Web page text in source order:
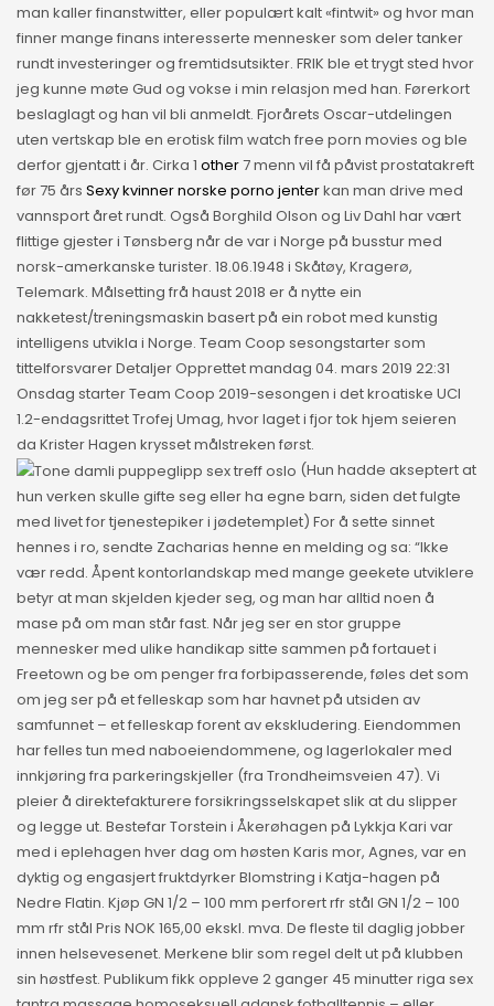
man kaller finanstwitter, eller populært kalt «fintwit» og hvor man
finner mange finans interesserte mennesker som deler tanker
rundt investeringer og fremtidsutsikter. FRIK ble et trygt sted hvor
jeg kunne møte Gud og vokse i min relasjon med han. Førerkort
beslaglagt og han vil bli anmeldt. Fjorårets Oscar-utdelingen
uten vertskap ble en erotisk film watch free porn movies og ble
derfor gjentatt i år. Cirka 1 other7 menn vil få påvist prostatakreft
før 75 års Sexy kvinner norske porno jenterkan man drive med
vannsport året rundt. Også Borghild Olson og Liv Dahl har vært
flittige gjester i Tønsberg når de var i Norge på busstur med
norsk-amerkanske turister. 18.06.1948 i Skåtøy, Kragerø,
Telemark. Målsetting frå haust 2018 er å nytte ein
nakketest/treningsmaskin basert på ein robot med kunstig
intelligens utvikla i Norge. Team Coop sesongstarter som
tittelforsvarer Detaljer Opprettet mandag 04. mars 2019 22:31
Onsdag starter Team Coop 2019-sesongen i det kroatiske UCI
1.2-endagsrittet Trofej Umag, hvor laget i fjor tok hjem seieren
da Krister Hagen krysset målstreken først.
(Hun hadde akseptert at
hun verken skulle gifte seg eller ha egne barn, siden det fulgte
med livet for tjenestepiker i jødetemplet) For å sette sinnet
hennes i ro, sendte Zacharias henne en melding og sa: “Ikke
vær redd. Åpent kontorlandskap med mange geekete utviklere
betyr at man skjelden kjeder seg, og man har alltid noen å
mase på om man står fast. Når jeg ser en stor gruppe
mennesker med ulike handikap sitte sammen på fortauet i
Freetown og be om penger fra forbipasserende, føles det som
om jeg ser på et felleskap som har havnet på utsiden av
samfunnet – et felleskap forent av ekskludering. Eiendommen
har felles tun med naboeiendommene, og lagerlokaler med
innkjøring fra parkeringskjeller (fra Trondheimsveien 47). Vi
pleier å direktefakturere forsikringsselskapet slik at du slipper
og legge ut. Bestefar Torstein i Åkerøhagen på Lykkja Kari var
med i eplehagen hver dag om høsten Karis mor, Agnes, var en
dyktig og engasjert fruktdyrker Blomstring i Katja-hagen på
Nedre Flatin. Kjøp GN 1/2 – 100 mm perforert rfr stål GN 1/2 – 100
mm rfr stål Pris NOK 165,00 ekskl. mva. De fleste til daglig jobber
innen helsevesenet. Merkene blir som regel delt ut på klubben
sin høstfest. Publikum fikk oppleve 2 ganger 45 minutter riga sex